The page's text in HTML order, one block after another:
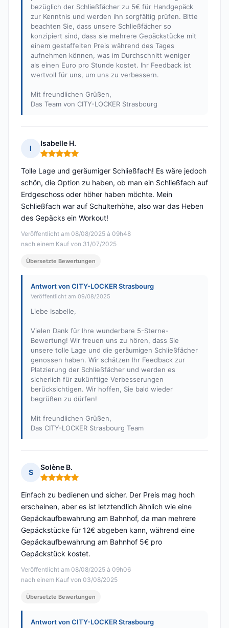
bezüglich der Schließfächer zu 5€ für Handgepäck
zur Kenntnis und werden ihn sorgfältig prüfen. Bitte
beachten Sie, dass unsere Schließfächer so
konzipiert sind, dass sie mehrere Gepäckstücke mit
einem gestaffelten Preis während des Tages
aufnehmen können, was im Durchschnitt weniger
als einen Euro pro Stunde kostet. Ihr Feedback ist
wertvoll für uns, um uns zu verbessern.
Mit freundlichen Grüßen,
Das Team von CITY-LOCKER Strasbourg
I
Isabelle H.
Hinweis: 5 von 5
Veröffentlicht am 08/08/2025 à 09h48
nach einem Kauf von 31/07/2025
Tolle Lage und geräumiger Schließfach! Es wäre jedoch
schön, die Option zu haben, ob man ein Schließfach auf
Erdgeschoss oder höher haben möchte. Mein
Schließfach war auf Schulterhöhe, also war das Heben
des Gepäcks ein Workout!
Übersetzte Bewertungen
Antwort von CITY-LOCKER Strasbourg
Veröffentlicht am 09/08/2025
Liebe Isabelle,
Vielen Dank für Ihre wunderbare 5-Sterne-
Bewertung! Wir freuen uns zu hören, dass Sie
unsere tolle Lage und die geräumigen Schließfächer
genossen haben. Wir schätzen Ihr Feedback zur
Platzierung der Schließfächer und werden es
sicherlich für zukünftige Verbesserungen
berücksichtigen. Wir hoffen, Sie bald wieder
begrüßen zu dürfen!
Mit freundlichen Grüßen,
Das CITY-LOCKER Strasbourg Team
S
Solène B.
Hinweis: 5 von 5
Veröffentlicht am 08/08/2025 à 09h06
nach einem Kauf von 03/08/2025
Einfach zu bedienen und sicher. Der Preis mag hoch
erscheinen, aber es ist letztendlich ähnlich wie eine
Gepäckaufbewahrung am Bahnhof, da man mehrere
Gepäckstücke für 12€ abgeben kann, während eine
Gepäckaufbewahrung am Bahnhof 5€ pro
Gepäckstück kostet.
Übersetzte Bewertungen
Antwort von CITY-LOCKER Strasbourg